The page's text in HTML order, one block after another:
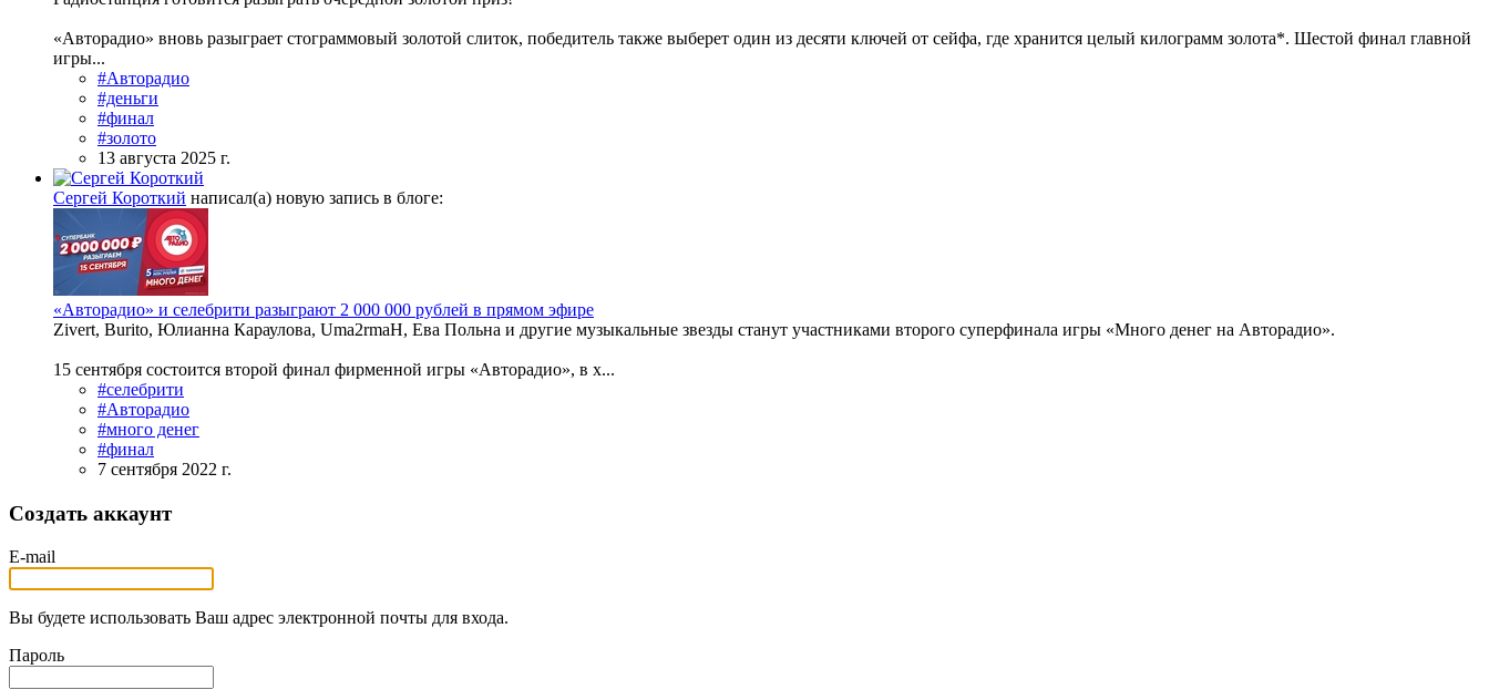
«Авторадио» вновь разыграет стограммовый золотой слиток, победитель также выберет один из десяти ключей от сейфа, где хранится целый килограмм золота*. Шестой финал главной
игры...
#Авторадио
#деньги
#финал
#золото
13 августа 2025 г.
Сергей Короткий написал(а) новую запись в блоге:
«Авторадио» и селебрити разыграют 2 000 000 рублей в прямом эфире
Zivert, Burito, Юлианна Караулова, Uma2rmaH, Ева Польна и другие музыкальные звезды станут участниками второго суперфинала игры «Много денег на Авторадио».
15 сентября состоится второй финал фирменной игры «Авторадио», в х...
#селебрити
#Авторадио
#много денег
#финал
7 сентября 2022 г.
Создать аккаунт
E-mail
Вы будете использовать Ваш адрес электронной почты для входа.
Пароль